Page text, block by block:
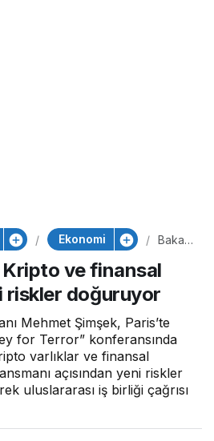
Ekonomi
Bakan
k:
Kripto
ve
al
inovas
yon
riskler
doğur
Kripto ve finansal
riskler doğuruyor
Mehmet Şimşek, Paris’te
for Terror” konferansında
varlıklar ve finansal
açısından yeni riskler
uluslararası iş birliği çağrısı